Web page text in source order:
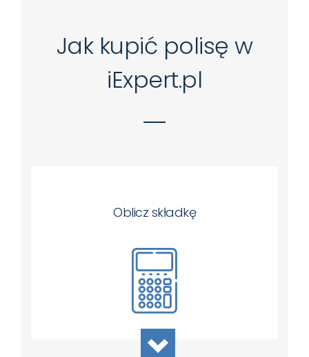
Jak kupić polisę w
iExpert.pl
Oblicz składkę